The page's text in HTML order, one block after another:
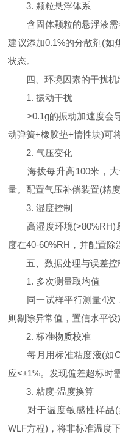
3. 颗粒悬浮体系
含固体颗粒的悬浮液需
建议添加0.1%的分散剂(如
状态。
四、环境因素的干扰机
1. 振动干扰
>0.1g的振动加速度会导
动弹簧+橡胶垫+惰性块)可
2. 气压变化
海拔每升高100米，大
量。配置气压补偿装置(精
3. 湿度控制
高湿度环境(>80%RH)
度在40-60%RH，并配置除
五、数据处理与误差控
1. 多次测量取均值
同一试样平行测量4次
则剔除异常值，置信水平设
2. 标准物质校准
每月用标准粘度液(如
应<±1%。发现偏差超标时
3. 粘度-温度换算
对于温度敏感性样品(
WLF方程)，将非标准温度